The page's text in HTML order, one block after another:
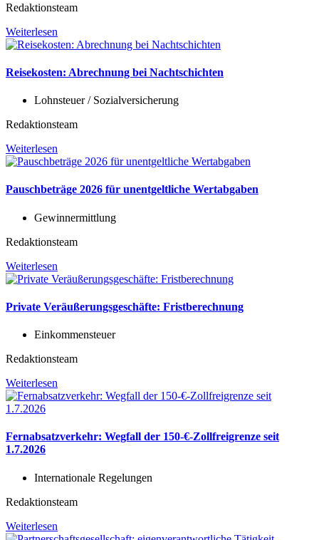
Redaktionsteam
Weiterlesen
Reisekosten: Abrechnung bei Nachtschichten
Lohnsteuer / Sozialversicherung
Redaktionsteam
Weiterlesen
Pauschbeträge 2026 für unentgeltliche Wertabgaben
Gewinnermittlung
Redaktionsteam
Weiterlesen
Private Veräußerungsgeschäfte: Fristberechnung
Einkommensteuer
Redaktionsteam
Weiterlesen
Fernabsatzverkehr: Wegfall der 150-€-Zollfreigrenze seit
1.7.2026
Internationale Regelungen
Redaktionsteam
Weiterlesen